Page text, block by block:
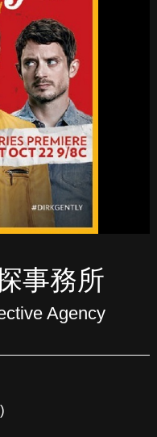
事務所
Agency